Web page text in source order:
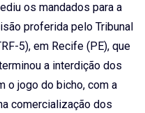
os mandados para a
proferida pelo Tribunal
5), em Recife (PE), que
a interdição dos
o jogo do bicho, com a
comercialização dos